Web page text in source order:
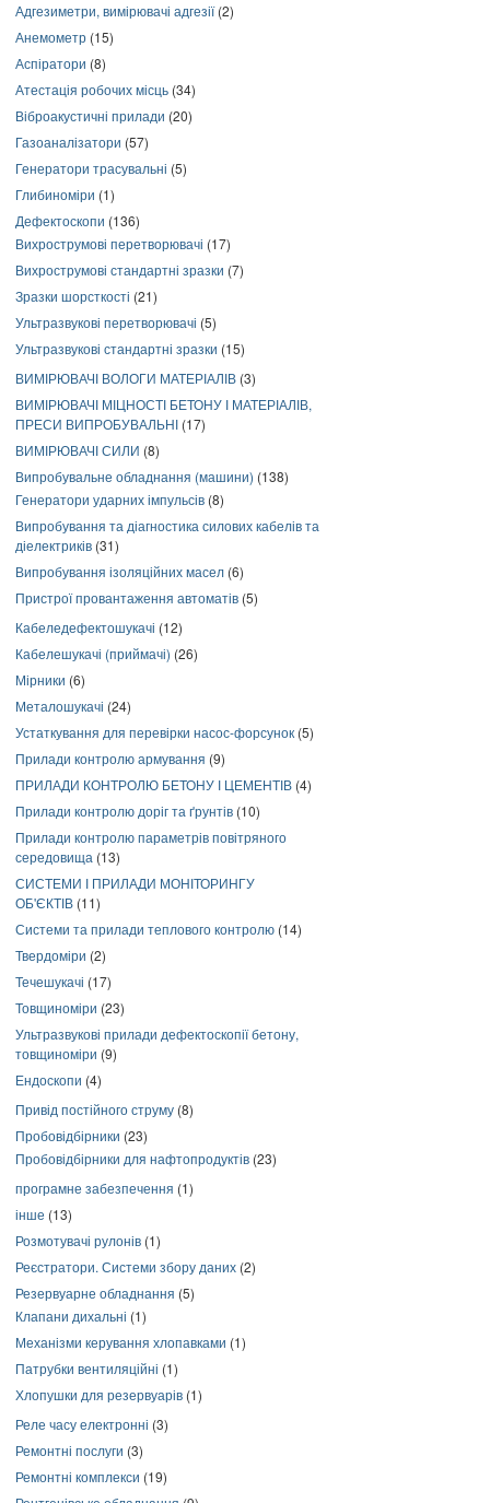
Адгезиметри, вимірювачі адгезії(2)
Анемометр (15)
Аспіратори (8)
Атестація робочих місць (34)
Віброакустичні прилади (20)
Газоаналізатори (57)
Генератори трасувальні (5)
Глибиноміри (1)
Дефектоскопи (136)
Вихрострумові перетворювачі (17)
Вихрострумові стандартні зразки (7)
Зразки шорсткості (21)
Ультразвукові перетворювачі (5)
Ультразвукові стандартні зразки (15)
ВИМІРЮВАЧІ ВОЛОГИ МАТЕРІАЛІВ (3)
ВИМІРЮВАЧІ МІЦНОСТІ БЕТОНУ І МАТЕРІАЛІВ,
ПРЕСИ ВИПРОБУВАЛЬНІ (17)
ВИМІРЮВАЧІ СИЛИ (8)
Випробувальне обладнання (машини) (138)
Генератори ударних імпульсів (8)
Випробування та діагностика силових кабелів та
діелектриків (31)
Випробування ізоляційних масел (6)
Пристрої провантаження автоматів (5)
Кабеледефектошукачі (12)
Кабелешукачі (приймачі) (26)
Мірники (6)
Металошукачі (24)
Устаткування для перевірки насос-форсунок (5)
Прилади контролю армування (9)
ПРИЛАДИ КОНТРОЛЮ БЕТОНУ І ЦЕМЕНТІВ (4)
Прилади контролю доріг та ґрунтів (10)
Прилади контролю параметрів повітряного
середовища (13)
СИСТЕМИ І ПРИЛАДИ МОНІТОРИНГУ
ОБ'ЄКТІВ (11)
Системи та прилади теплового контролю (14)
Твердоміри (2)
Течешукачі (17)
Товщиноміри (23)
Ультразвукові прилади дефектоскопії бетону,
товщиноміри (9)
Ендоскопи (4)
Привід постійного струму (8)
Пробовідбірники (23)
Пробовідбірники для нафтопродуктів (23)
програмне забезпечення (1)
інше (13)
Розмотувачі рулонів (1)
Реєстратори. Системи збору даних (2)
Резервуарне обладнання (5)
Клапани дихальні (1)
Механізми керування хлопавками (1)
Патрубки вентиляційні (1)
Хлопушки для резервуарів (1)
Реле часу електронні (3)
Ремонтні послуги (3)
Ремонтні комплекси (19)